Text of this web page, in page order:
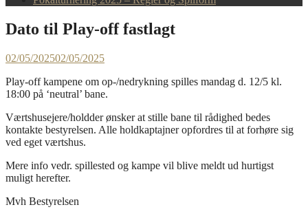
Dato til Play-off fastlagt
02/05/202502/05/2025
Play-off kampene om op-/nedrykning spilles mandag d. 12/5 kl.
18:00 på ‘neutral’ bane.
Værtshusejere/holdder ønsker at stille bane til rådighed bedes
kontakte bestyrelsen. Alle holdkaptajner opfordres til at forhøre sig
ved eget værtshus.
Mere info vedr. spillested og kampe vil blive meldt ud hurtigst
muligt herefter.
Mvh Bestyrelsen